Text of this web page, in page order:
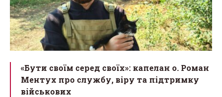
«Бути своїм серед своїх»: капелан о. Роман
Ментух про службу, віру та підтримку
військових